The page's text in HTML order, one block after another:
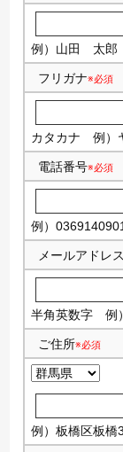
例）山田 太郎
フリガナ※必須
カタカナ 例）
電話番号※必須
例）0369140901
メールアドレ
半角英数字 例
ご住所※必須
例）板橋区板橋